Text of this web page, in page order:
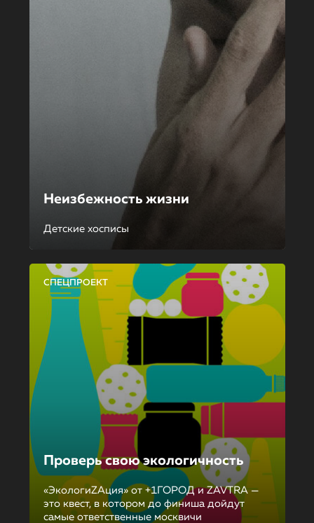
Неизбежность жизни
Детские хосписы
СПЕЦПРОЕКТ
Проверь свою экологичность
«ЭкологиZAция» от +1ГОРОД и ZAVTRA —
это квест, в котором до финиша дойдут
самые ответственные москвичи